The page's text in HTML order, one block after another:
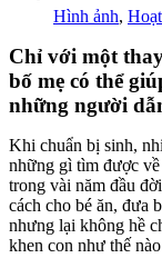
Hình ảnh,
Chỉ với một
bố mẹ có thể
những người
Khi chuẩn bị sinh,
những gì tìm được
trong vài năm đầu
cách cho bé ăn, đưa
nhưng lại không hề
khen con như thế